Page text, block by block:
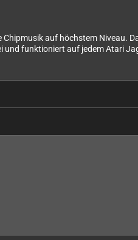
auf höchstem Niveau.
funktioniert auf jedem Atari